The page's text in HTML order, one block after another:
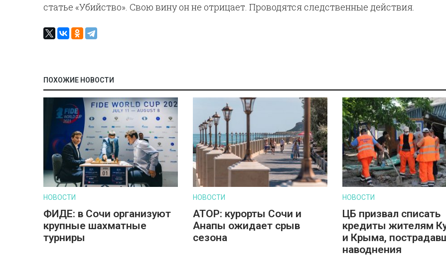
статье «Убийство». Свою вину он не отрицает. Проводятся следственные действия.
ПОХОЖИЕ НОВОСТИ
НОВОСТИ
ФИДЕ: в Сочи организуют
крупные шахматные
турниры
НОВОСТИ
АТОР: курорты Сочи и
Анапы ожидает срыв
сезона
НОВОСТИ
ЦБ призвал списать
кредиты жителям
и Крыма,
наводнения